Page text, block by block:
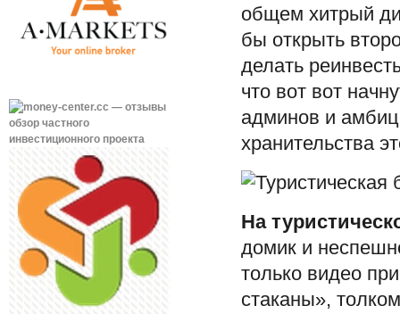
общем хитрый
бы открыть
делать
что вот вот
админов и
хранительства
На
домик и
только видео
стаканы»,